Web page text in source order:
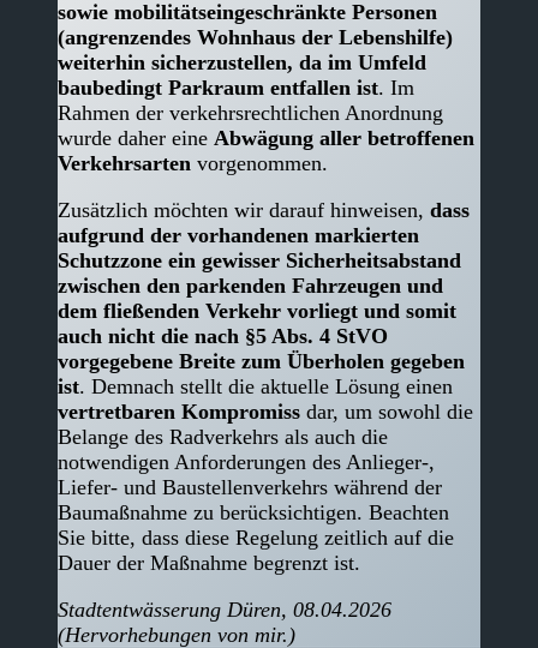
sowie mobilitätseingeschränkte Personen
(angrenzendes Wohnhaus der Lebenshilfe)
weiterhin sicherzustellen, da im Umfeld
baubedingt Parkraum entfallen ist. Im
Rahmen der verkehrsrechtlichen Anordnung
wurde daher eine Abwägung aller betroffenen
Verkehrsarten vorgenommen.
Zusätzlich möchten wir darauf hinweisen, dass
aufgrund der vorhandenen markierten
Schutzzone ein gewisser Sicherheitsabstand
zwischen den parkenden Fahrzeugen und
dem fließenden Verkehr vorliegt und somit
auch nicht die nach §5 Abs. 4 StVO
vorgegebene Breite zum Überholen gegeben
ist. Demnach stellt die aktuelle Lösung einen
vertretbaren Kompromiss dar, um sowohl die
Belange des Radverkehrs als auch die
notwendigen Anforderungen des Anlieger-,
Liefer- und Baustellenverkehrs während der
Baumaßnahme zu berücksichtigen. Beachten
Sie bitte, dass diese Regelung zeitlich auf die
Dauer der Maßnahme begrenzt ist.
Stadtentwässerung Düren, 08.04.2026
(Hervorhebungen von mir.)